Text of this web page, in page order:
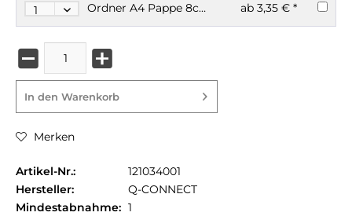
Ordner A4 Pappe 8cm breit Blauer Engel
ab 3,35 € *
In den Warenkorb
Merken
Artikel-Nr.:
121034001
Hersteller:
Q-CONNECT
Mindestabnahme: 1